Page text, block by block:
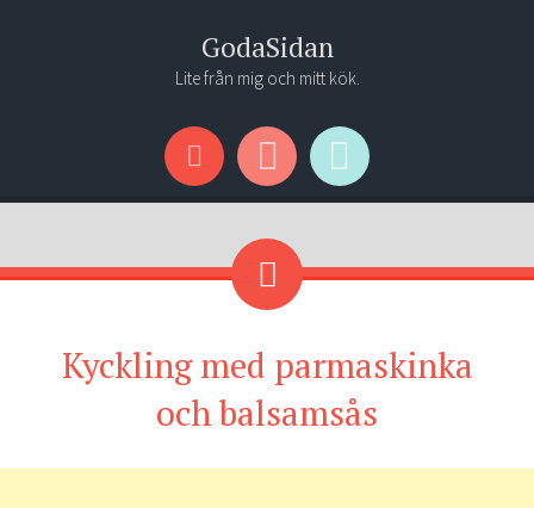
GodaSidan
Lite från mig och mitt kök.
Menu
Widgets
Search
Kyckling med parmaskinka
och balsamsås